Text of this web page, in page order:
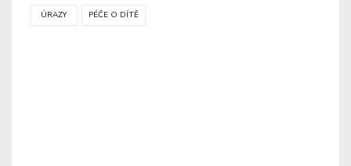
ÚRAZY PÉČE O DÍTĚ